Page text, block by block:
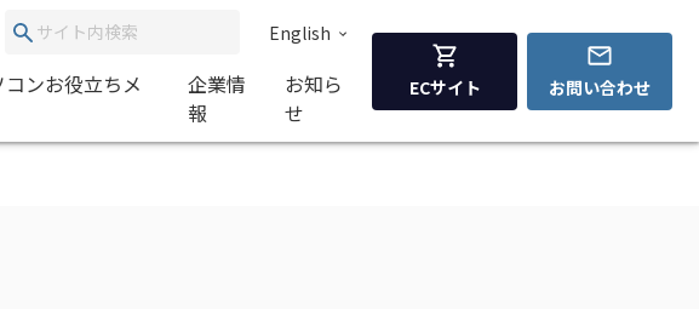
English
コンお役立ちメ
企業情
報
お知ら
せ
ECサイト お問い合わせ